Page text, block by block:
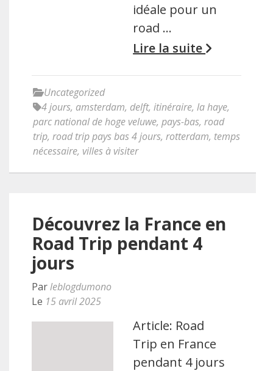
idéale pour un
road …
Lire la suite
Uncategorized
4 jours, amsterdam, delft, itinéraire, la haye,
parc national de hoge veluwe, pays-bas, road
trip, road trip pays bas 4 jours, rotterdam, temps
nécessaire, villes à visiter
Découvrez la France en
Road Trip pendant 4
jours
Parleblogdumono
Le 15 avril 2025
Article: Road
Trip en France
pendant 4 jours